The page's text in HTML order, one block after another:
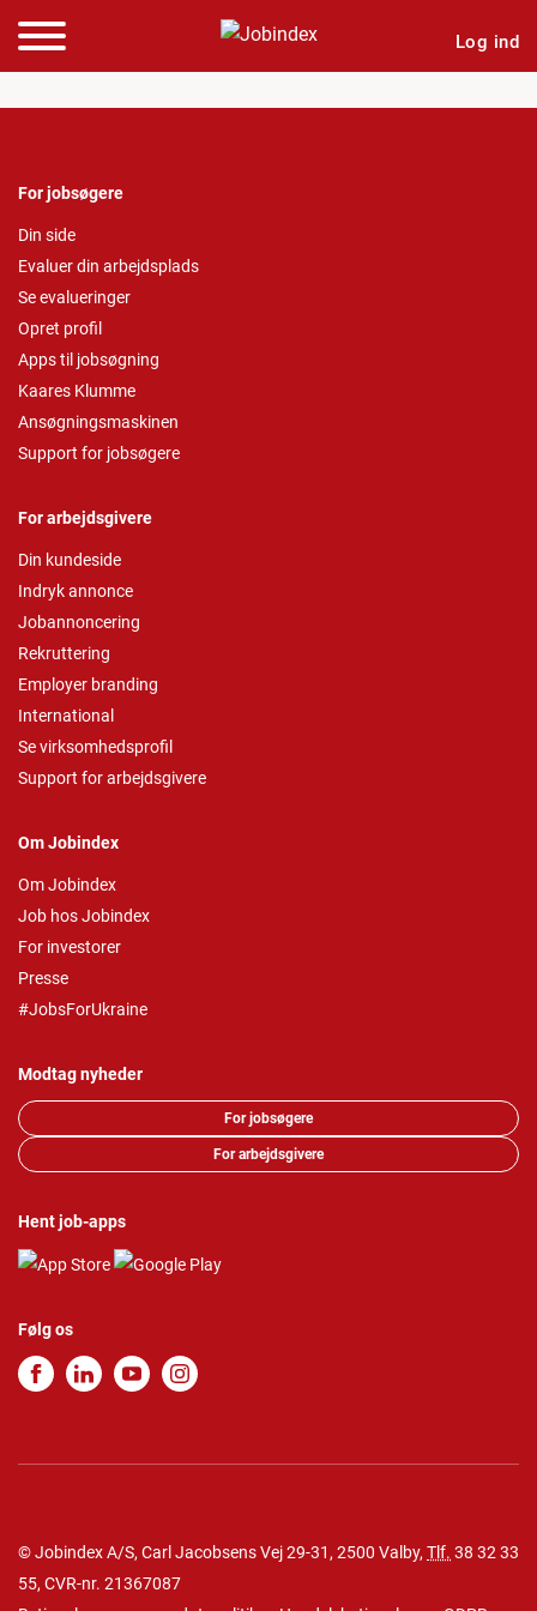
Log ind
For jobsøgere
Din side
Evaluer din arbejdsplads
Se evalueringer
Opret profil
Apps til jobsøgning
Kaares Klumme
Ansøgningsmaskinen
Support for jobsøgere
For arbejdsgivere
Din kundeside
Indryk annonce
Jobannoncering
Rekruttering
Employer branding
International
Se virksomhedsprofil
Support for arbejdsgivere
Om Jobindex
Om Jobindex
Job hos Jobindex
For investorer
Presse
#JobsForUkraine
Modtag nyheder
For jobsøgere
For arbejdsgivere
Hent job-apps
Følg os
© Jobindex A/S, Carl Jacobsens Vej 29-31, 2500 Valby, Tlf. 38 32 33
55, CVR-nr. 21367087